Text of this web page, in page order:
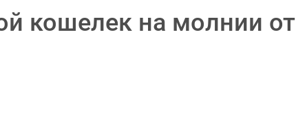
кошелек на молнии от